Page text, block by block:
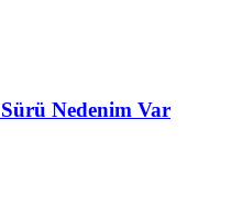
Nedenim Var